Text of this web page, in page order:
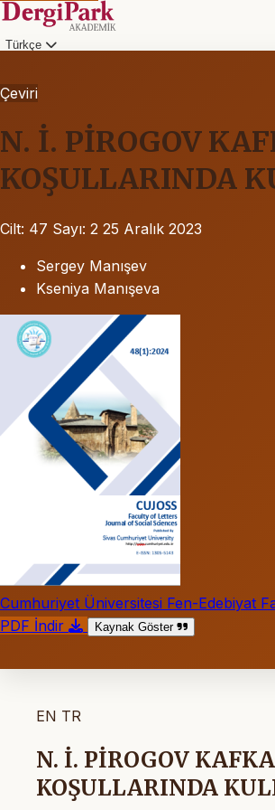
Türkçe
Çeviri
N. İ. PİROGOV
KOŞULLARINDA
Cilt: 47 Sayı: 2 25 Aralık 2023
Sergey Manışev
Kseniya Manışeva
Cumhuriyet Üniversitesi Fen-Edebiyat
PDF İndir
Kaynak Göster
EN TR
N. İ. PİROGOV
KOŞULLARINDA